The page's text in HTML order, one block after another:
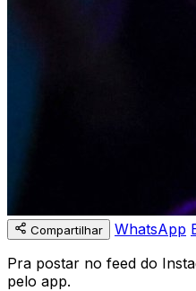
Compartilhar WhatsApp
Pra postar no feed do
pelo app.